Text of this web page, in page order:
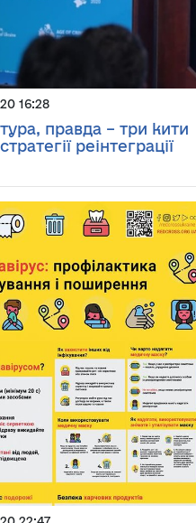
16:28
правда – три кити
реінтеграції